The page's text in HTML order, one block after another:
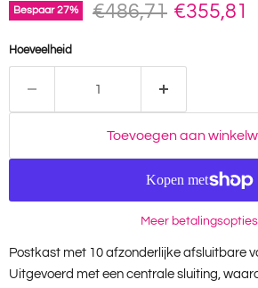
Bespaar27% Oorspronkelijke
€486,71 Huidige
€355,81
Hoeveelheid
Toevoegen aan
Meer betalingsopties
Postkast met 10 afzonderlijke afsluitbare
Uitgevoerd met een centrale sluiting,